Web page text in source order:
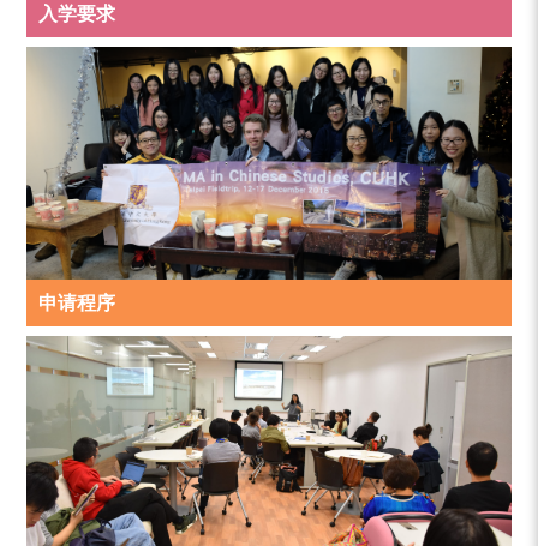
入学要求
申请程序